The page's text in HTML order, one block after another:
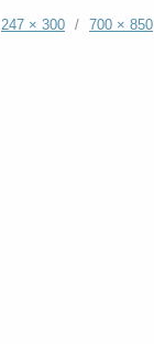
247 × 300 / 700 × 850